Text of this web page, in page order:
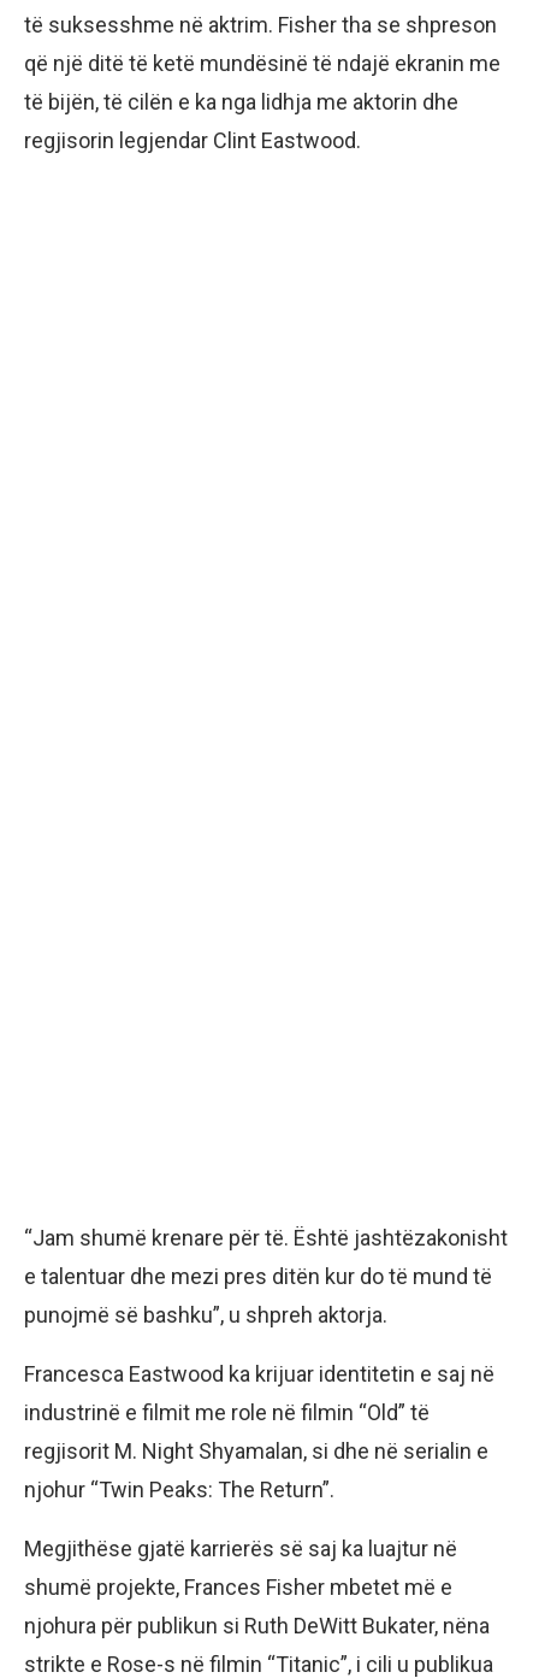
të suksesshme në aktrim. Fisher tha se shpreson
që një ditë të ketë mundësinë të ndajë ekranin me
të bijën, të cilën e ka nga lidhja me aktorin dhe
regjisorin legjendar Clint Eastwood.
“Jam shumë krenare për të. Është jashtëzakonisht
e talentuar dhe mezi pres ditën kur do të mund të
punojmë së bashku”, u shpreh aktorja.
Francesca Eastwood ka krijuar identitetin e saj në
industrinë e filmit me role në filmin “Old” të
regjisorit M. Night Shyamalan, si dhe në serialin e
njohur “Twin Peaks: The Return”.
Megjithëse gjatë karrierës së saj ka luajtur në
shumë projekte, Frances Fisher mbetet më e
njohura për publikun si Ruth DeWitt Bukater, nëna
strikte e Rose-s në filmin “Titanic”, i cili u publikua